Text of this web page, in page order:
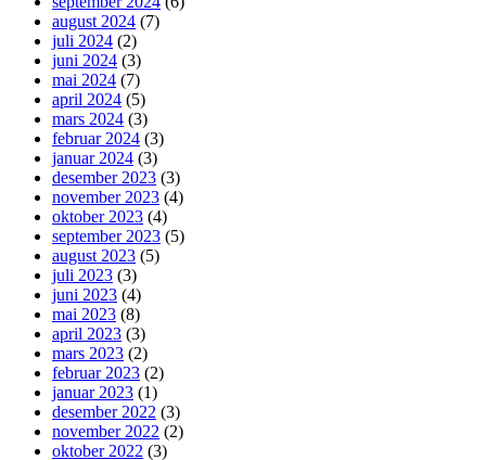
august 2024 (7)
juli 2024 (2)
juni 2024 (3)
mai 2024 (7)
april 2024 (5)
mars 2024 (3)
februar 2024 (3)
januar 2024 (3)
desember 2023 (3)
november 2023 (4)
oktober 2023 (4)
september 2023 (5)
august 2023 (5)
juli 2023 (3)
juni 2023 (4)
mai 2023 (8)
april 2023 (3)
mars 2023 (2)
februar 2023 (2)
januar 2023 (1)
desember 2022 (3)
november 2022 (2)
oktober 2022 (3)